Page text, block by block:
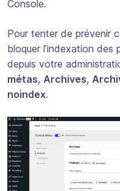
Console.
Pour tenter de prévenir
bloquer l’indexation
depuis votre
métas, Archives,
noindex.